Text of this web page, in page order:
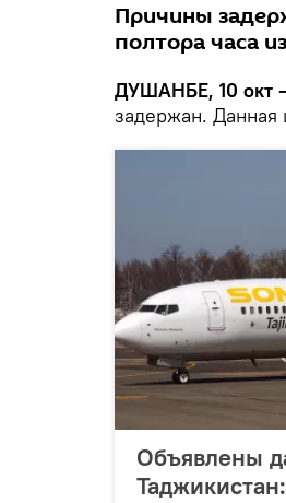
Причины
полтора часа
ДУШАНБЕ, 10 окт
задержан. Данная
Объявлены